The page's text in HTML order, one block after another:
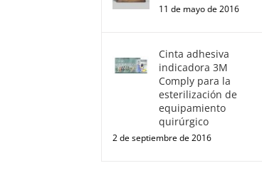
11 de mayo de 2016
Cinta adhesiva
indicadora 3M
Comply para la
esterilización de
equipamiento
quirúrgico
2 de septiembre de 2016